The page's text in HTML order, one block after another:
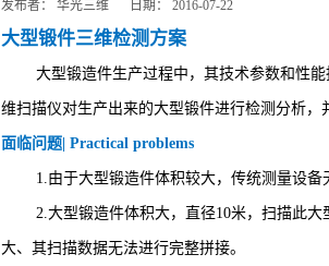
发布者： 华光三维 日期： 2016-07-22
大型锻件三维检测方案
大型锻造件生产过程中，其技术参数和性
维扫描仪对生产出来的大型锻件进行检测分析，
面临问题| Practical problems
1.由于大型锻造件体积较大，传统测量设
2.大型锻造件体积大，直径10米，扫描此
大、其扫描数据无法进行完整拼接。